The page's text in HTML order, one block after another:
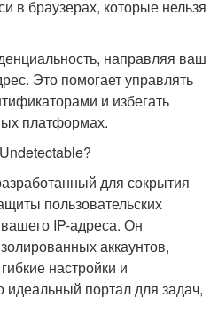
в браузерах, которые нельзя
направляя ваш
Это помогает управлять
и избегать
платформах.
для сокрытия
пользовательских
IP-адреса. Он
аккаунтов,
настройки и
идеальный портал для задач,